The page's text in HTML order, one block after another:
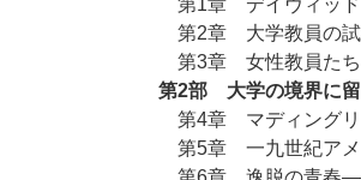
第2章 大学教員の試
第3章 女性教員たち
第2部 大学の境界に
第4章 マディングリ
第5章 一九世紀アメ